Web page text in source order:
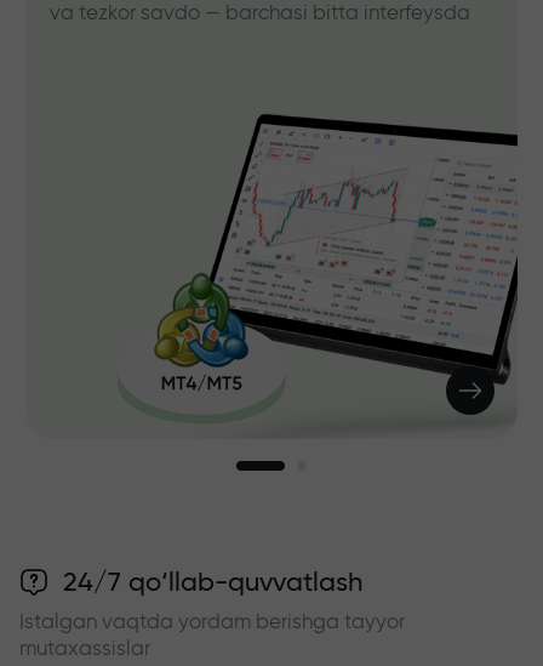
va tezkor savdo — barchasi bitta interfeysda
24/7 qo‘llab-quvvatlash
Istalgan vaqtda yordam berishga tayyor
mutaxassislar